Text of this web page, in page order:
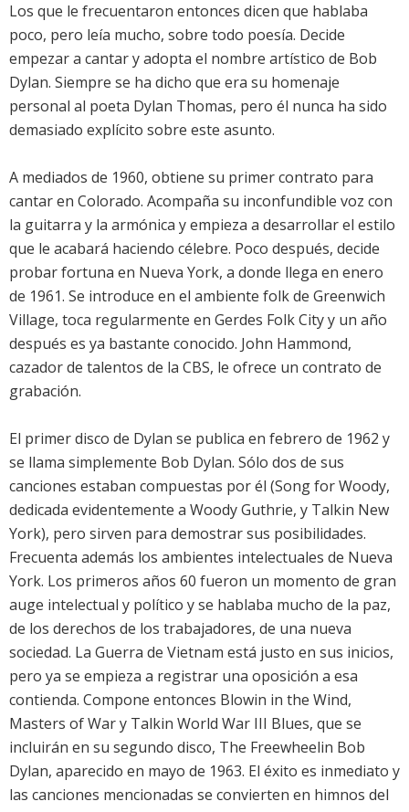
Los que le frecuentaron entonces dicen que hablaba
poco, pero leía mucho, sobre todo poesía. Decide
empezar a cantar y adopta el nombre artístico de Bob
Dylan. Siempre se ha dicho que era su homenaje
personal al poeta Dylan Thomas, pero él nunca ha sido
demasiado explícito sobre este asunto.
A mediados de 1960, obtiene su primer contrato para
cantar en Colorado. Acompaña su inconfundible voz con
la guitarra y la armónica y empieza a desarrollar el estilo
que le acabará haciendo célebre. Poco después, decide
probar fortuna en Nueva York, a donde llega en enero
de 1961. Se introduce en el ambiente folk de Greenwich
Village, toca regularmente en Gerdes Folk City y un año
después es ya bastante conocido. John Hammond,
cazador de talentos de la CBS, le ofrece un contrato de
grabación.
El primer disco de Dylan se publica en febrero de 1962 y
se llama simplemente Bob Dylan. Sólo dos de sus
canciones estaban compuestas por él (Song for Woody,
dedicada evidentemente a Woody Guthrie, y Talkin New
York), pero sirven para demostrar sus posibilidades.
Frecuenta además los ambientes intelectuales de Nueva
York. Los primeros años 60 fueron un momento de gran
auge intelectual y político y se hablaba mucho de la paz,
de los derechos de los trabajadores, de una nueva
sociedad. La Guerra de Vietnam está justo en sus inicios,
pero ya se empieza a registrar una oposición a esa
contienda. Compone entonces Blowin in the Wind,
Masters of War y Talkin World War III Blues, que se
incluirán en su segundo disco, The Freewheelin Bob
Dylan, aparecido en mayo de 1963. El éxito es inmediato y
las canciones mencionadas se convierten en himnos del